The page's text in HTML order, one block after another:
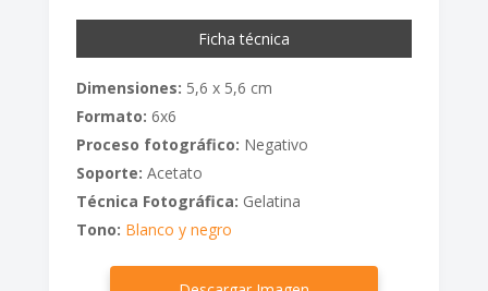
Ficha técnica
Dimensiones: 5,6 x 5,6 cm
Formato: 6x6
Proceso fotográfico: Negativo
Soporte: Acetato
Técnica Fotográfica: Gelatina
Tono: Blanco y negro